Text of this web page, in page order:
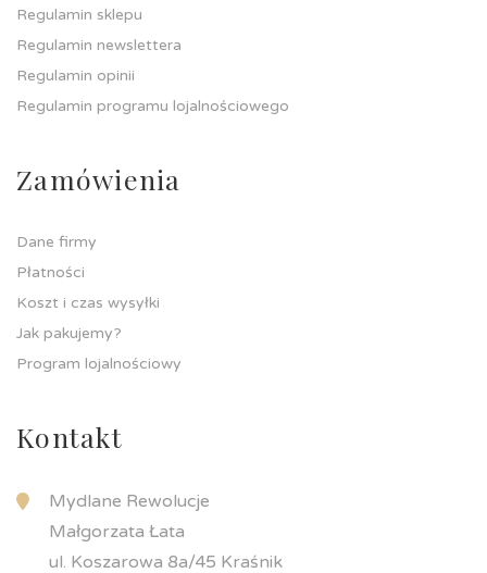
Regulamin sklepu
Regulamin newslettera
Regulamin opinii
Regulamin programu lojalnościowego
Zamówienia
Dane firmy
Płatności
Koszt i czas wysyłki
Jak pakujemy?
Program lojalnościowy
Kontakt
Mydlane Rewolucje
Małgorzata Łata
ul. Koszarowa 8a/45 Kraśnik